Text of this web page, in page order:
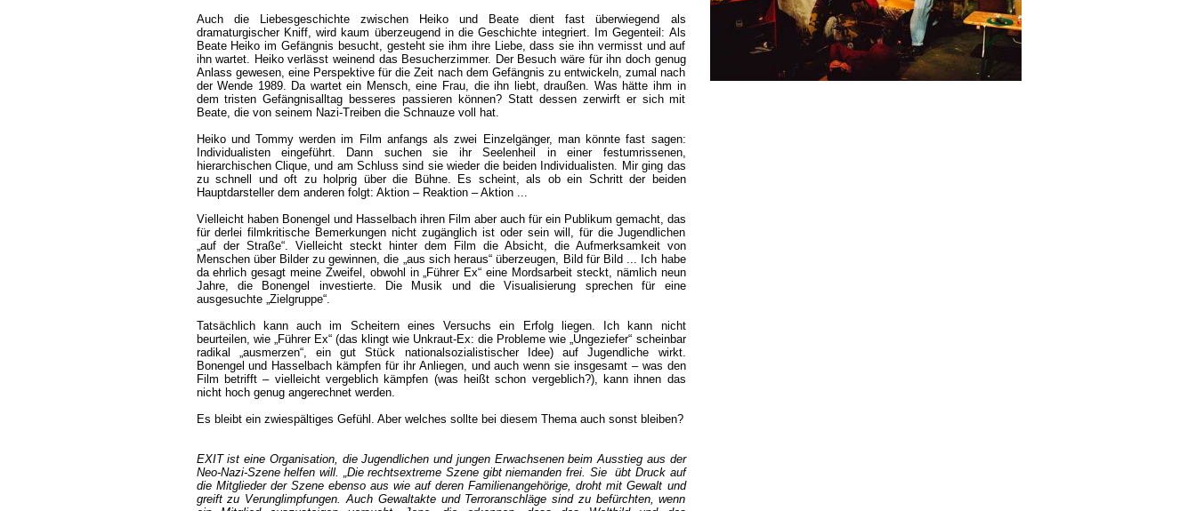
Auch die Liebesgeschichte zwischen Heiko und Beate dient fast überwiegend als
dramaturgischer Kniff, wird kaum überzeugend in die Geschichte integriert. Im Gegenteil: Als
Beate Heiko im Gefängnis besucht, gesteht sie ihm ihre Liebe, dass sie ihn vermisst und auf
ihn wartet. Heiko verlässt weinend das Besucherzimmer. Der Besuch wäre für ihn doch genug
Anlass gewesen, eine Perspektive für die Zeit nach dem Gefängnis zu entwickeln, zumal nach
der Wende 1989. Da wartet ein Mensch, eine Frau, die ihn liebt, draußen. Was hätte ihm in
dem tristen Gefängnisalltag besseres passieren können? Statt dessen zerwirft er sich mit
Beate, die von seinem Nazi-Treiben die Schnauze voll hat.
Heiko und Tommy werden im Film anfangs als zwei Einzelgänger, man könnte fast sagen:
Individualisten eingeführt. Dann suchen sie ihr Seelenheil in einer festumrissenen,
hierarchischen Clique, und am Schluss sind sie wieder die beiden Individualisten. Mir ging das
zu schnell und oft zu holprig über die Bühne. Es scheint, als ob ein Schritt der beiden
Hauptdarsteller dem anderen folgt: Aktion – Reaktion – Aktion ...
Vielleicht haben Bonengel und Hasselbach ihren Film aber auch für ein Publikum gemacht, das
für derlei filmkritische Bemerkungen nicht zugänglich ist oder sein will, für die Jugendlichen
„auf der Straße“. Vielleicht steckt hinter dem Film die Absicht, die Aufmerksamkeit von
Menschen über Bilder zu gewinnen, die „aus sich heraus“ überzeugen, Bild für Bild ... Ich habe
da ehrlich gesagt meine Zweifel, obwohl in „Führer Ex“ eine Mordsarbeit steckt, nämlich neun
Jahre, die Bonengel investierte. Die Musik und die Visualisierung sprechen für eine
ausgesuchte „Zielgruppe“.
Tatsächlich kann auch im Scheitern eines Versuchs ein Erfolg liegen. Ich kann nicht
beurteilen, wie „Führer Ex“ (das klingt wie Unkraut-Ex: die Probleme wie „Ungeziefer“ scheinbar
radikal „ausmerzen“, ein gut Stück nationalsozialistischer Idee) auf Jugendliche wirkt.
Bonengel und Hasselbach kämpfen für ihr Anliegen, und auch wenn sie insgesamt – was den
Film betrifft – vielleicht vergeblich kämpfen (was heißt schon vergeblich?), kann ihnen das
nicht hoch genug angerechnet werden.
Es bleibt ein zwiespältiges Gefühl. Aber welches sollte bei diesem Thema auch sonst bleiben?
EXIT ist eine Organisation, die Jugendlichen und jungen Erwachsenen beim Ausstieg aus der
Neo-Nazi-Szene helfen will. „Die rechtsextreme Szene gibt niemanden frei. Sie übt Druck auf
die Mitglieder der Szene ebenso aus wie auf deren Familienangehörige, droht mit Gewalt und
greift zu Verunglimpfungen. Auch Gewaltakte und Terroranschläge sind zu befürchten, wenn